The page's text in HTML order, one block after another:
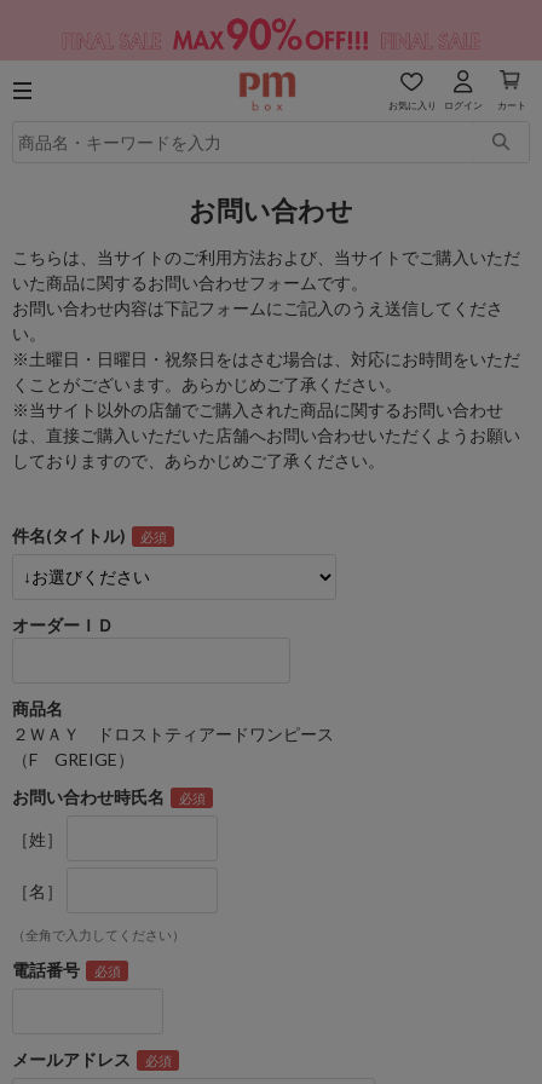
お気に入り ログイン カート
お問い合わせ
こちらは、当サイトのご利用方法および、当サイトでご購入いただ
いた商品に関するお問い合わせフォームです。
お問い合わせ内容は下記フォームにご記入のうえ送信してくださ
い。
※土曜日・日曜日・祝祭日をはさむ場合は、対応にお時間をいただ
くことがございます。あらかじめご了承ください。
※当サイト以外の店舗でご購入された商品に関するお問い合わせ
は、直接ご購入いただいた店舗へお問い合わせいただくようお願い
しておりますので、あらかじめご了承ください。
件名(タイトル)
オーダーＩＤ
商品名
２ＷＡＹ ドロストティアードワンピース
（F GREIGE）
お問い合わせ時氏名
［姓］
［名］
（全角で入力してください）
電話番号
メールアドレス